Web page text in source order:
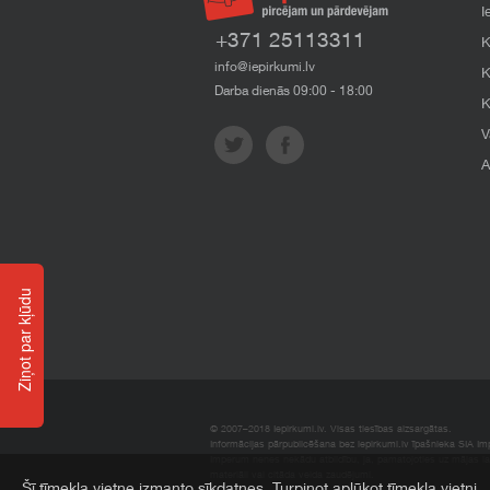
+371 25113311
info@iepirkumi.lv
Darba dienās 09:00 - 18:00
© 2007–2018 Iepirkumi.lv. Visas tiesības aizsargātas.
Informācijas pārpublicēšana bez iepirkumi.lv īpašnieka SIA
Ziņot par kļūdu